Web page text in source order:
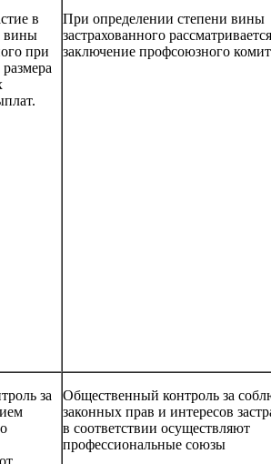
в
вины
при
При определении степени вины
застрахованного рассматривается
заключение профсоюзного
за
Общественный контроль за
законных прав и интересов
в соответствии осуществляют
профессиональные союзы